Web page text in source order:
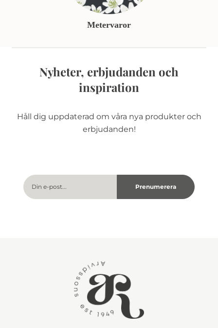
Metervaror
Nyheter, erbjudanden och
inspiration
Håll dig uppdaterad om våra nya produkter och
erbjudanden!